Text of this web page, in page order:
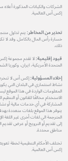
الشركات والكيانات المذكورة
إكس أس العالمية.
تحذير من المخاطر:يتم تداول
خسارة رأس المال بالكامل. وقد لا
ذلك.
قيود إقليمية:لا تقدم مجموعة
المتحدة الأمريكية، ايران، وكوريا
إخلاء المسؤولية:إكس أس لا
نشاط استثماري في البلدان التي
المعلومات الواردة في هذا الموقع
الاستخدام مخالفًا للقانون أو
المشاركة في أي خدمات مالية أو
يتوفر هذا الموقع بلغات متعددة
المترجمة الي لغات أخرى غير
إلى تقديم أو الترويج أو عرض تقديم
مناطق محددة.
تختلف الأحكام التنظيمية لخطة
إكس أس العالمية.